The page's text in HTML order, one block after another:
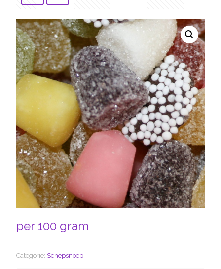
per 100 gram
Categorie: Schepsnoep